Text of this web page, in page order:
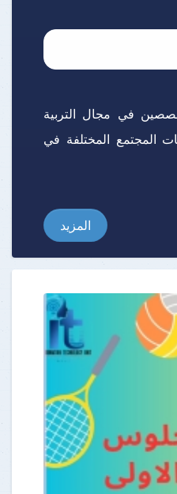
في مجال التربية
المجتمع المختلفة في
المزيد